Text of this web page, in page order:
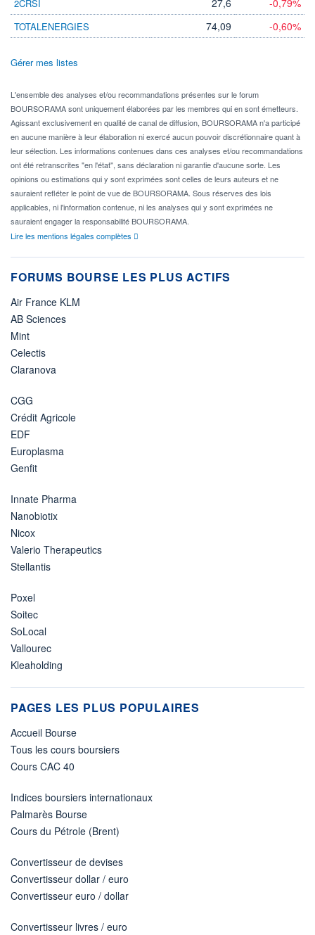
2CRSI
TOTALENERGIES 74,09 -0,60%
Gérer mes listes
L'ensemble des analyses et/ou recommandations présentes sur le forum
BOURSORAMA sont uniquement élaborées par les membres qui en sont émetteurs.
Agissant exclusivement en qualité de canal de diffusion, BOURSORAMA n'a participé
en aucune manière à leur élaboration ni exercé aucun pouvoir discrétionnaire quant à
leur sélection. Les informations contenues dans ces analyses et/ou recommandations
ont été retranscrites "en l'état", sans déclaration ni garantie d'aucune sorte. Les
opinions ou estimations qui y sont exprimées sont celles de leurs auteurs et ne
sauraient refléter le point de vue de BOURSORAMA. Sous réserves des lois
applicables, ni l'information contenue, ni les analyses qui y sont exprimées ne
sauraient engager la responsabilité BOURSORAMA.
Lire les mentions légales complètes
FORUMS BOURSE LES PLUS ACTIFS
Air France KLM
AB Sciences
Mint
Celectis
Claranova
CGG
Crédit Agricole
EDF
Europlasma
Genfit
Innate Pharma
Nanobiotix
Nicox
Valerio Therapeutics
Stellantis
Poxel
Soitec
SoLocal
Vallourec
Kleaholding
PAGES LES PLUS POPULAIRES
Accueil Bourse
Tous les cours boursiers
Cours CAC 40
Indices boursiers internationaux
Palmarès Bourse
Cours du Pétrole (Brent)
Convertisseur de devises
Convertisseur dollar / euro
Convertisseur euro / dollar
Convertisseur livres / euro